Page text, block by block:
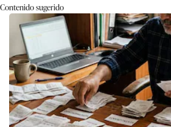
Contenido sugerido